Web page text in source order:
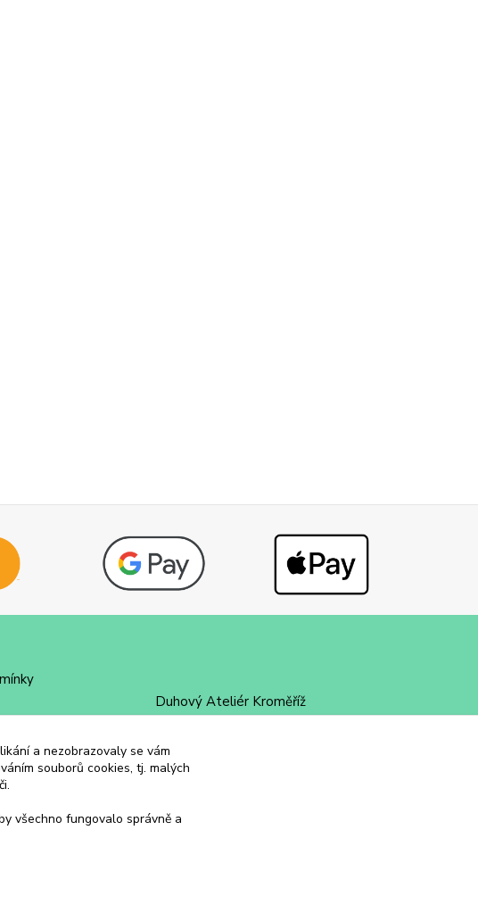
Duhový Ateliér Kroměříž
+420 734 258 002
a nezobrazovaly se vám
souborů cookies, tj. malých
všechno fungovalo správně a